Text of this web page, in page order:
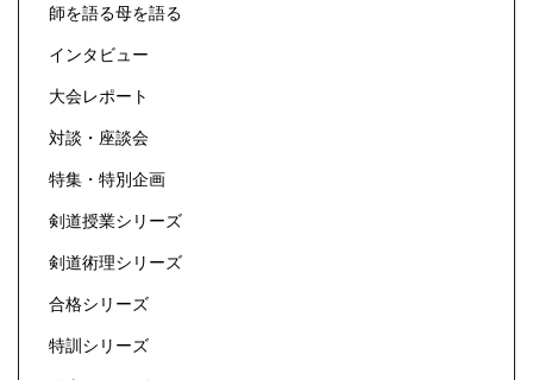
師を語る母を語る
インタビュー
大会レポート
対談・座談会
特集・特別企画
剣道授業シリーズ
剣道術理シリーズ
合格シリーズ
特訓シリーズ